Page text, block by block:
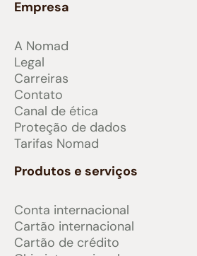
Empresa
A Nomad
Legal
Carreiras
Contato
Canal de ética
Proteção de dados
Tarifas Nomad
Produtos e serviços
Conta internacional
Cartão internacional
Cartão de crédito